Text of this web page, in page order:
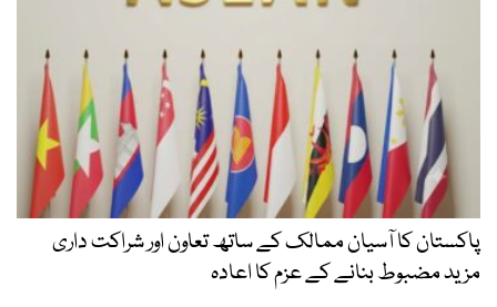
پاکستان کا آسیان ممالک کے ساتھ تعاون اور شراکت داری
مزید مضبوط بنانے کے عزم کا اعادہ